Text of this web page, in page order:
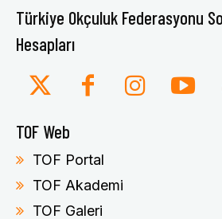
Türkiye Okçuluk Federasyonu
Hesapları
TOF Web
TOF Portal
TOF Akademi
TOF Galeri